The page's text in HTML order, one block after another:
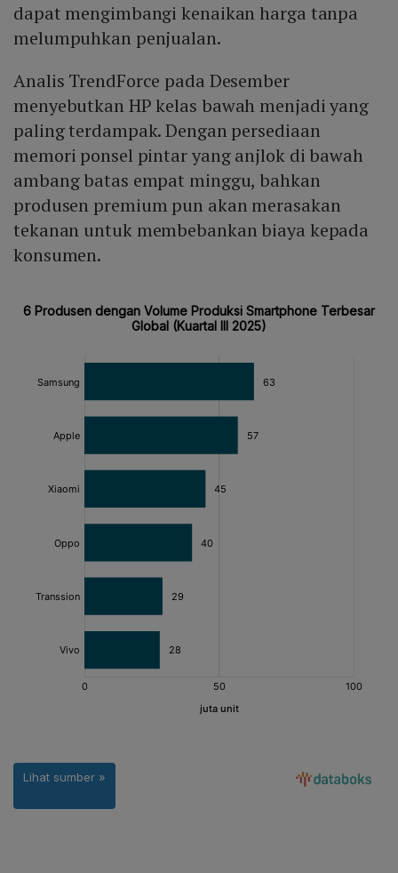
dapat mengimbangi kenaikan harga tanpa
melumpuhkan penjualan.
Analis TrendForce pada Desember
menyebutkan HP kelas bawah menjadi yang
paling terdampak. Dengan persediaan
memori ponsel pintar yang anjlok di bawah
ambang batas empat minggu, bahkan
produsen premium pun akan merasakan
tekanan untuk membebankan biaya kepada
konsumen.